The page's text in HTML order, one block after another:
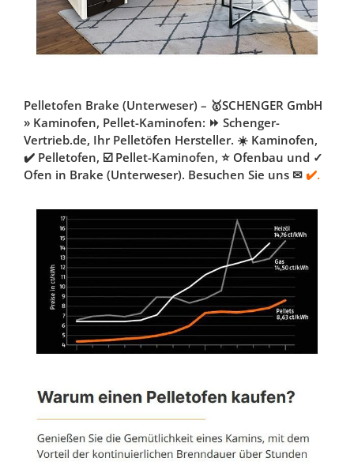
Pelletofen Brake (Unterweser) – 🥇SCHENGER GmbH
» Kaminofen, Pellet-Kaminofen: ⏩ Schenger-
Vertrieb.de, Ihr Pelletöfen Hersteller. ☀️ Kaminofen,
✔️ Pelletofen, ☑️ Pellet-Kaminofen, ⭐ Ofenbau und ✓
Ofen in Brake (Unterweser). Besuchen Sie uns ✉ ✔️.